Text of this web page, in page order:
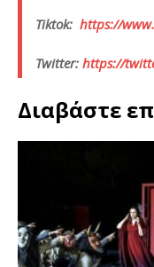
Tiktok: https://
Twitter: https://
Διαβάστε